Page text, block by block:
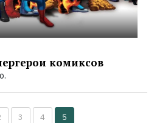
комиксов
3 4 5